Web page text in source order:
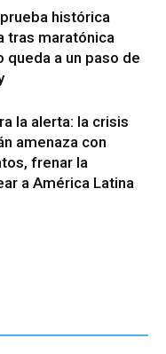
histórica
tras maratónica
a un paso de
la alerta: la crisis
amenaza con
frenar la
a América Latina